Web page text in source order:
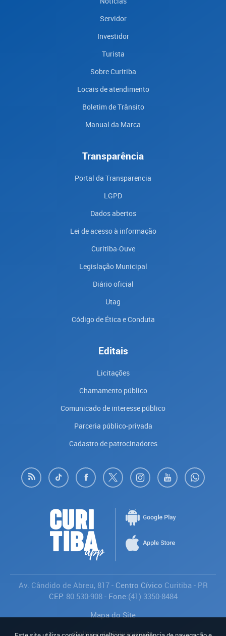
Servidor
Investidor
Turista
Sobre Curitiba
Locais de atendimento
Boletim de Trânsito
Manual da Marca
Transparência
Portal da Transparencia
LGPD
Dados abertos
Lei de acesso à informação
Curitiba-Ouve
Legislação Municipal
Diário oficial
Utag
Código de Ética e Conduta
Editais
Licitações
Chamamento público
Comunicado de interesse público
Parceria público-privada
Cadastro de patrocinadores
Av. Cândido de Abreu, 817- Centro Cívico Curitiba - PR
CEP: 80.530-908- Fone:(41) 3350-8484
Mapa do Site
Política de Privacidade